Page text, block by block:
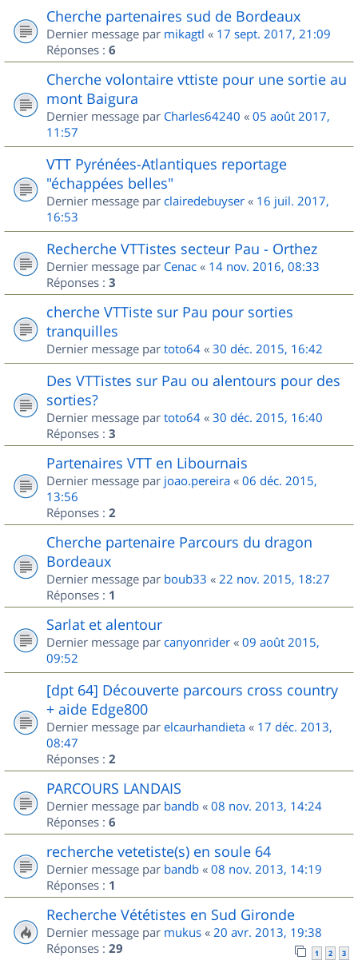
Cherche partenaires sud de Bordeaux
Dernier message par mikagtl « 17 sept. 2017, 21:09
Réponses : 6
Cherche volontaire vttiste pour une sortie au
mont Baigura
Dernier message par Charles64240 « 05 août 2017,
11:57
VTT Pyrénées-Atlantiques reportage
"échappées belles"
Dernier message par clairedebuyser « 16 juil. 2017,
16:53
Recherche VTTistes secteur Pau - Orthez
Dernier message par Cenac « 14 nov. 2016, 08:33
Réponses : 3
cherche VTTiste sur Pau pour sorties
tranquilles
Dernier message par toto64 « 30 déc. 2015, 16:42
Des VTTistes sur Pau ou alentours pour des
sorties?
Dernier message par toto64 « 30 déc. 2015, 16:40
Réponses : 3
Partenaires VTT en Libournais
Dernier message par joao.pereira « 06 déc. 2015,
13:56
Réponses : 2
Cherche partenaire Parcours du dragon
Bordeaux
Dernier message par boub33 « 22 nov. 2015, 18:27
Réponses : 1
Sarlat et alentour
Dernier message par canyonrider « 09 août 2015,
09:52
[dpt 64] Découverte parcours cross country
+ aide Edge800
Dernier message par elcaurhandieta « 17 déc. 2013,
08:47
Réponses : 2
PARCOURS LANDAIS
Dernier message par bandb « 08 nov. 2013, 14:24
Réponses : 6
recherche vetetiste(s) en soule 64
Dernier message par bandb « 08 nov. 2013, 14:19
Réponses : 1
Recherche Vététistes en Sud Gironde
Dernier message par mukus « 20 avr. 2013, 19:38
Réponses : 29 1 2 3